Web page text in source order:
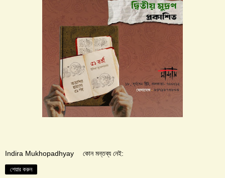
Indira Mukhopadhyay কোন মন্তব্য নেই:
শেয়ার করুন